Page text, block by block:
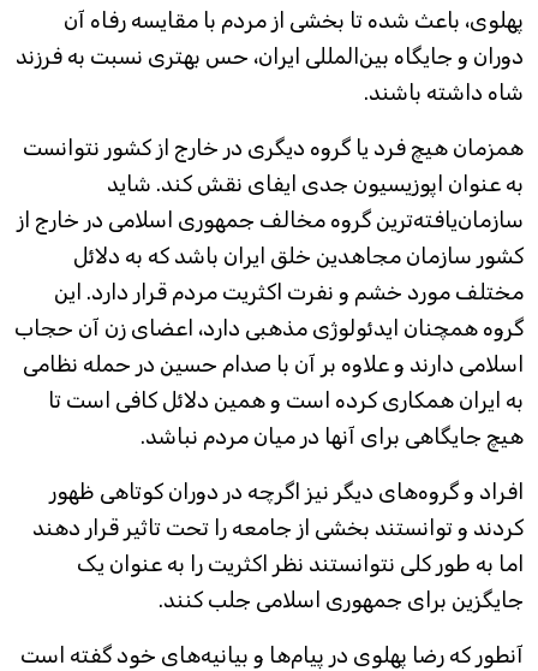
پهلوی، باعث شده تا بخشی از مردم با مقایسه رفاه آن
دوران و جایگاه بین‌المللی ایران، حس بهتری نسبت به فرزند
شاه داشته باشند.
همزمان هیچ فرد یا گروه دیگری در خارج از کشور نتوانست
به عنوان اپوزیسیون جدی ایفای نقش کند. شاید
سازمان‌یافته‌ترین گروه مخالف جمهوری اسلامی در خارج از
کشور سازمان مجاهدین خلق ایران باشد که به دلائل
مختلف مورد خشم و نفرت اکثریت مردم قرار دارد. این
گروه همچنان ایدئولوژی مذهبی دارد، اعضای زن آن حجاب
اسلامی دارند و علاوه بر آن با صدام حسین در حمله نظامی
به ایران همکاری کرده است و همین دلائل کافی است تا
هیچ جایگاهی برای آنها در میان مردم نباشد.
افراد و گروه‌های دیگر نیز اگرچه در دوران کوتاهی ظهور
کردند و توانستند بخشی از جامعه را تحت تاثیر قرار دهند
اما به طور کلی نتوانستند نظر اکثریت را به عنوان یک
جایگزین برای جمهوری اسلامی جلب کنند.
آنطور که رضا پهلوی در پیام‌ها و بیانیه‌های خود گفته است